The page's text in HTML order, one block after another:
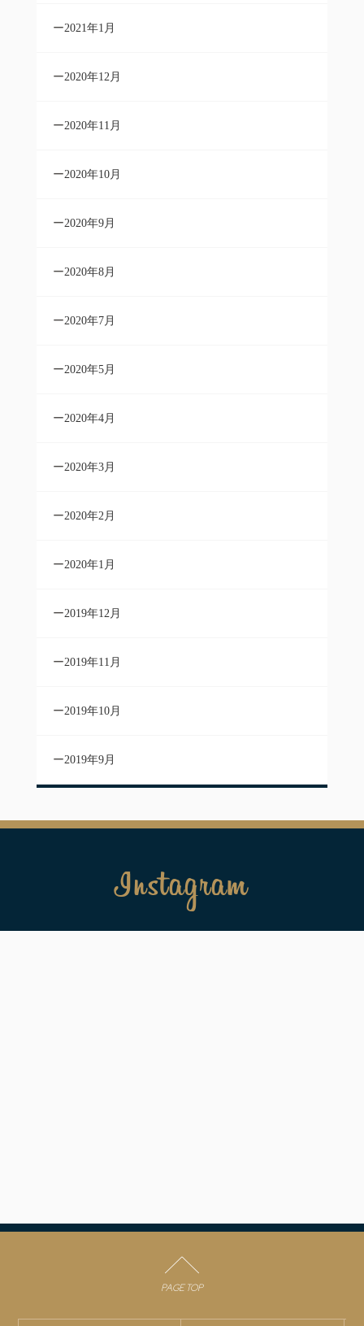
2021年1月
2020年12月
2020年11月
2020年10月
2020年9月
2020年8月
2020年7月
2020年5月
2020年4月
2020年3月
2020年2月
2020年1月
2019年12月
2019年11月
2019年10月
2019年9月
Instagram
PAGE TOP